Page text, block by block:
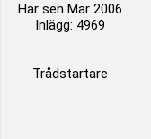
Här sen Mar 2006
Inlägg: 4969
Trådstartare